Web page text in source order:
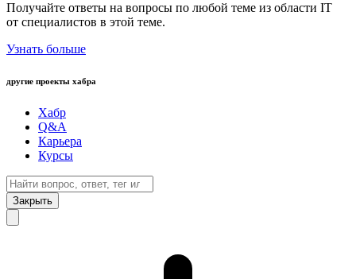
Получайте ответы на вопросы по любой теме из области IT
от специалистов в этой теме.
Узнать больше
другие проекты хабра
Хабр
Q&A
Карьера
Курсы
Закрыть